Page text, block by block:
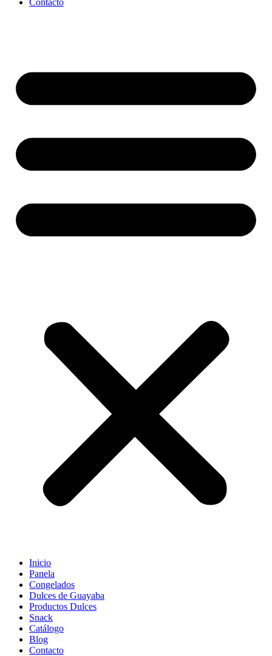
Inicio
Panela
Congelados
Dulces de Guayaba
Productos Dulces
Snack
Catálogo
Blog
Contacto